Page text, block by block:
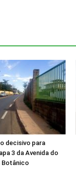
decisivo para
3 da Avenida do
Botânico